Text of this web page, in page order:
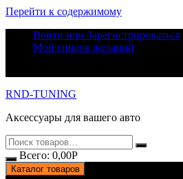
Перейти к содержимому
Войти или Зарегистрироваться
Мой список желаний
RND-TUNING
Аксессуары для вашего авто
Всего: 0,00Р
Каталог товаров